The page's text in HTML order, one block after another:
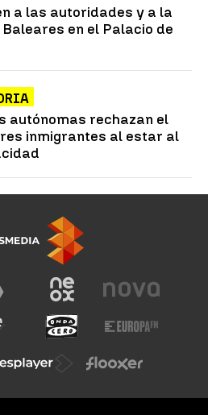
a las autoridades y a la
en el Palacio de
autónomas rechazan el
inmigrantes al estar al